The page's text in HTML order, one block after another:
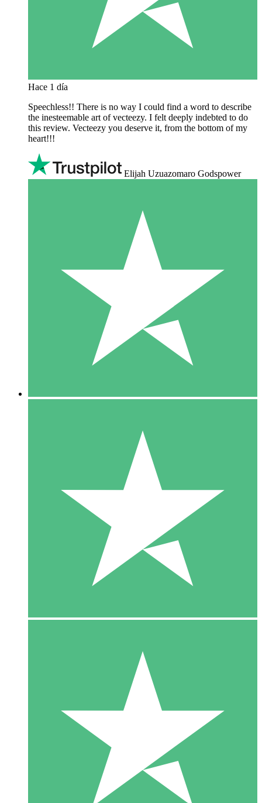
Hace 1 día
Speechless!! There is no way I could find a word to describe
the inesteemable art of vecteezy. I felt deeply indebted to do
this review. Vecteezy you deserve it, from the bottom of my
heart!!!
Elijah Uzuazomaro Godspower